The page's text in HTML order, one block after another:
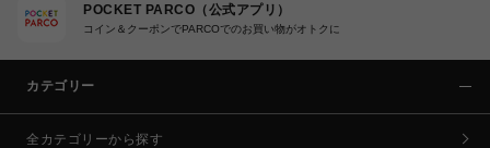
POCKET PARCO（公式アプリ）
コイン＆クーポンでPARCOでのお買い物がオトクに
カテゴリー
全カテゴリーから探す